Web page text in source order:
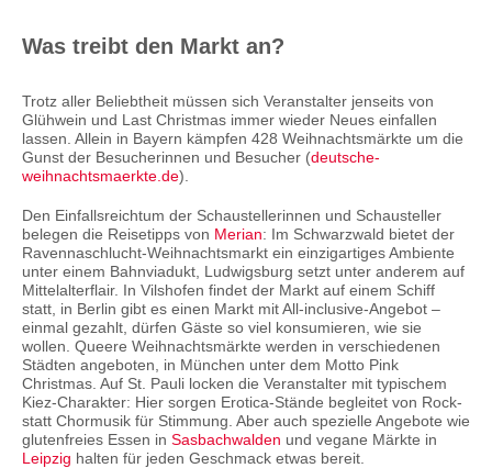
Was treibt den Markt an?
Trotz aller Beliebtheit müssen sich Veranstalter jenseits von
Glühwein und Last Christmas immer wieder Neues einfallen
lassen. Allein in Bayern kämpfen 428 Weihnachtsmärkte um die
Gunst der Besucherinnen und Besucher (deutsche-
weihnachtsmaerkte.de).
Den Einfallsreichtum der Schaustellerinnen und Schausteller
belegen die Reisetipps von Merian: Im Schwarzwald bietet der
Ravennaschlucht-Weihnachtsmarkt ein einzigartiges Ambiente
unter einem Bahnviadukt, Ludwigsburg setzt unter anderem auf
Mittelalterflair. In Vilshofen findet der Markt auf einem Schiff
statt, in Berlin gibt es einen Markt mit All-inclusive-Angebot –
einmal gezahlt, dürfen Gäste so viel konsumieren, wie sie
wollen. Queere Weihnachtsmärkte werden in verschiedenen
Städten angeboten, in München unter dem Motto Pink
Christmas. Auf St. Pauli locken die Veranstalter mit typischem
Kiez-Charakter: Hier sorgen Erotica-Stände begleitet von Rock-
statt Chormusik für Stimmung. Aber auch spezielle Angebote wie
glutenfreies Essen in Sasbachwalden und vegane Märkte in
Leipzig halten für jeden Geschmack etwas bereit.